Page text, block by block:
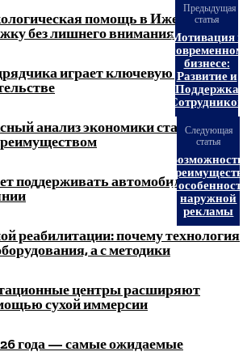
помощь в Ижевске: как
без лишнего внимания
играет ключевую роль в
анализ экономики становится
поддерживать автомобиль в
реабилитации: почему технология
а с методики
центры расширяют
сухой иммерсии
года — самые ожидаемые
Предыдущая
статья
Мотивация в
современном
бизнесе:
Развитие и
Поддержка
Сотрудников
Следующая
статья
Возможности,
и
наружной
рекламы